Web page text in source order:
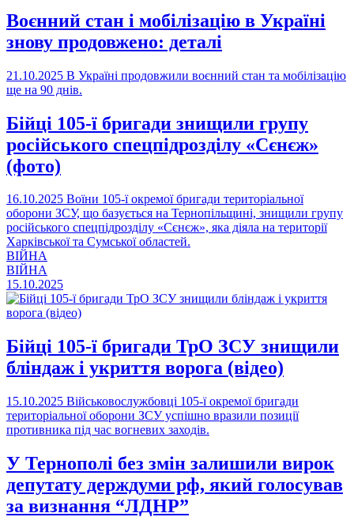
Воєнний стан і мобілізацію в Україні
знову продовжено: деталі
21.10.2025 В Україні продовжили воєнний стан та мобілізацію
ще на 90 днів.
Бійці 105-ї бригади знищили групу
російського спецпідрозділу «Сєнєж»
(фото)
16.10.2025 Воїни 105-ї окремої бригади територіальної
оборони ЗСУ, що базується на Тернопільщині, знищили групу
російського спецпідрозділу «Сєнєж», яка діяла на території
Харківської та Сумської областей.
ВІЙНА
ВІЙНА
15.10.2025
Бійці 105-ї бригади ТрО ЗСУ знищили
бліндаж і укриття ворога (відео)
15.10.2025 Військовослужбовці 105-ї окремої бригади
територіальної оборони ЗСУ успішно вразили позиції
противника під час вогневих заходів.
У Тернополі без змін залишили вирок
депутату держдуми рф, який голосував
за визнання “ЛДНР”